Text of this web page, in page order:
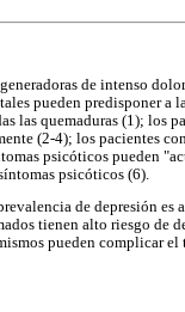
de intenso
pueden predisponer a
las quemaduras (1); los
(2-4); los pacientes
psicóticos pueden
psicóticos (6).
de depresión
tienen alto riesgo de
pueden complicar